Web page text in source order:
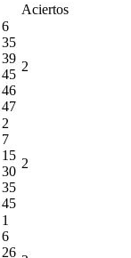
Aciertos
6
35
39
45
46
47
2
2
7
15
30
35
45
2
1
6
26